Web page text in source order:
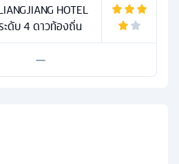
HOTEL
ะดับ 4 ดาวท้องถิ่น
—